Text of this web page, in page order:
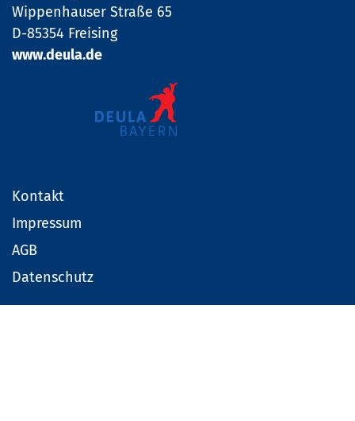
Wippenhauser Straße 65
D-85354 Freising
www.deula.de
Kontakt
Impressum
AGB
Datenschutz